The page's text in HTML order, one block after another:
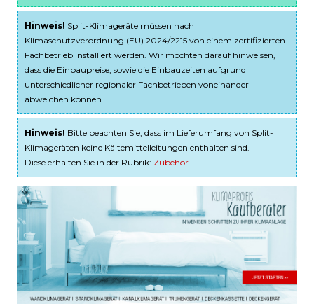
Hinweis! Split-Klimageräte müssen nach
Klimaschutzverordnung (EU) 2024/2215 von einem zertifizierten
Fachbetrieb installiert werden. Wir möchten darauf hinweisen,
dass die Einbaupreise, sowie die Einbauzeiten aufgrund
unterschiedlicher regionaler Fachbetrieben voneinander
abweichen können.
Hinweis! Bitte beachten Sie, dass im Lieferumfang von Split-
Klimageräten keine Kältemittelleitungen enthalten sind.
Diese erhalten Sie in der Rubrik: Zubehör